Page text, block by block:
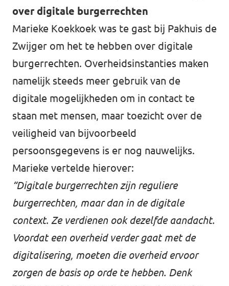
over digitale burgerrechten
Marieke Koekkoek was te gast bij Pakhuis de
Zwijger om het te hebben over digitale
burgerrechten. Overheidsinstanties maken
namelijk steeds meer gebruik van de
digitale mogelijkheden om in contact te
staan met mensen, maar toezicht over de
veiligheid van bijvoorbeeld
persoonsgegevens is er nog nauwelijks.
Marieke vertelde hierover:
“Digitale burgerrechten zijn reguliere
burgerrechten, maar dan in de digitale
context. Ze verdienen ook dezelfde aandacht.
Voordat een overheid verder gaat met de
digitalisering, moeten die overheid ervoor
zorgen de basis op orde te hebben. Denk